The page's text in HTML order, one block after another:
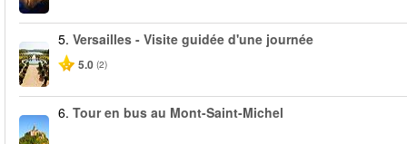
5. Versailles - Visite guidée d'une journée
5.0 (2)
6. Tour en bus au Mont-Saint-Michel